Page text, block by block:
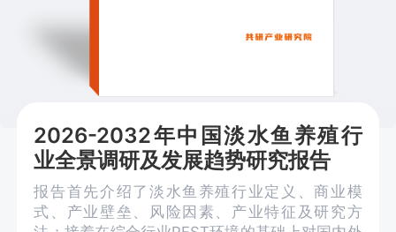
2026-2032年中国淡水鱼养殖行
业全景调研及发展趋势研究报告
报告首先介绍了淡水鱼养殖行业定义、商业模
式、产业壁垒、风险因素、产业特征及研究方